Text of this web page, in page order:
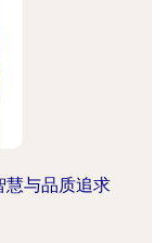
慧与品质追求